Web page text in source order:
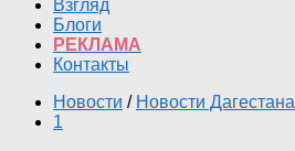
Взгляд
Блоги
РЕКЛАМА
Контакты
Новости / Новости Дагестана
1